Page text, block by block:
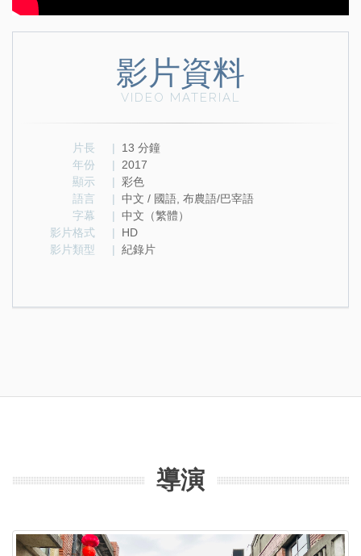
影片資料
VIDEO MATERIAL
片長 | 13 分鐘
年份
| 2017
顯示
| 彩色
語言
| 中文 / 國語, 布農語/巴宰語
字幕
| 中文（繁體）
影片格式
| HD
影片類型
| 紀錄片
導演